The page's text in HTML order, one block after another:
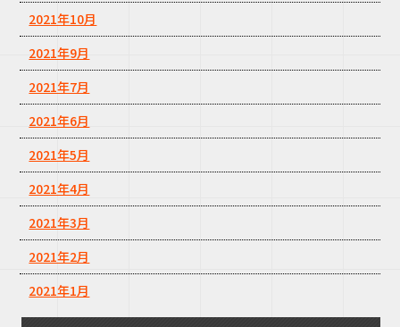
2021年10月
2021年9月
2021年7月
2021年6月
2021年5月
2021年4月
2021年3月
2021年2月
2021年1月